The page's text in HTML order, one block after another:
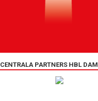
CENTRALA PARTNERS HBL DAM